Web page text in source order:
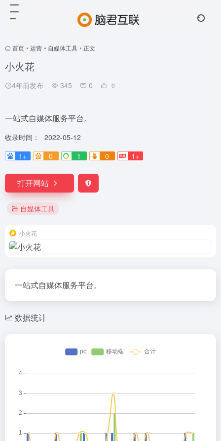
首页 • 运营 • 自媒体工具 • 正文
小火花
4年前发布 345 0 0
一站式自媒体服务平台。
收录时间：
2022-05-12
1+
0 1 0 1+
打开网站
自媒体工具
小火花
一站式自媒体服务平台。
数据统计